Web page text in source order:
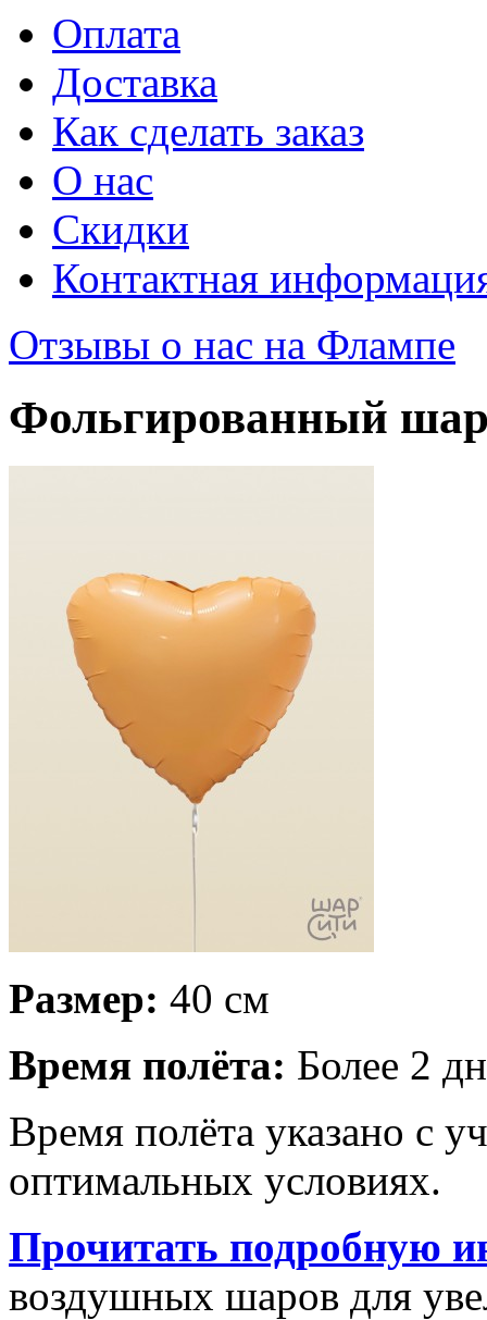
Оплата
Доставка
Как сделать заказ
О нас
Скидки
Контактная
Отзывы о нас на Флампе
Фольгированный
Размер: 40 см
Время полёта: Более 2
Время полёта указано с
оптимальных условиях.
Прочитать подробную
воздушных шаров для